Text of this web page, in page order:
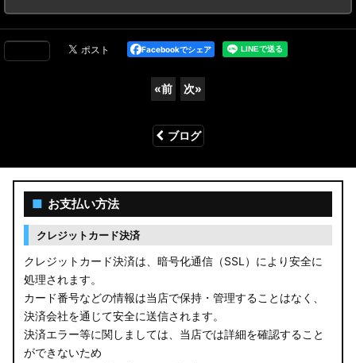
Facebookでシェア
«前 次»
ブログ
■ お支払い方法
クレジットカード決済
クレジットカード決済は、暗号化通信（SSL）により安全に
処理されます。
カード番号などの情報は当店で保持・管理することはなく、
決済会社を通じて安全に送信されます。
決済エラー等に関しましては、当店では詳細を確認すること
ができないため